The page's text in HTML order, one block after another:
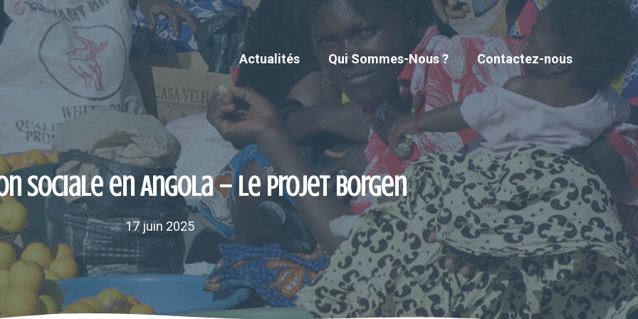
Actualités Qui Sommes-Nous ? Contactez-nous
sociale en Angola – Le projet Borgen
17 juin 2025